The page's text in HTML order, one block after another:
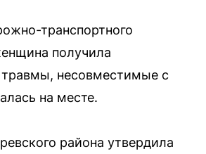
транспортного
получила
несовместимые с
на месте.
района утвердила